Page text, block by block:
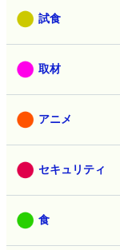
試食
取材
アニメ
セキュリティ
食